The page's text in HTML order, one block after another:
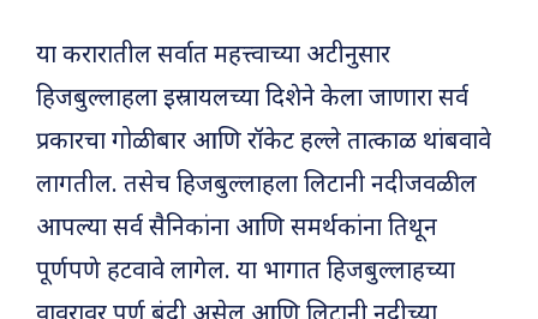
या करारातील सर्वात महत्त्वाच्या अटीनुसार
हिजबुल्लाहला इस्रायलच्या दिशेने केला जाणारा सर्व
प्रकारचा गोळीबार आणि रॉकेट हल्ले तात्काळ थांबवावे
लागतील. तसेच हिजबुल्लाहला लिटानी नदीजवळील
आपल्या सर्व सैनिकांना आणि समर्थकांना तिथून
पूर्णपणे हटवावे लागेल. या भागात हिजबुल्लाहच्या